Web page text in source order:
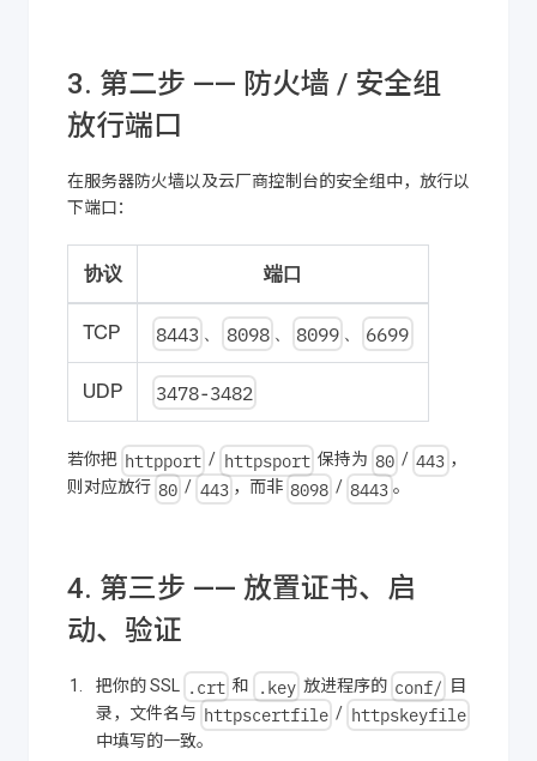
3. 第二步 —— 防火墙 / 安全组
放行端口
在服务器防火墙以及云厂商控制台的安全组中，放行以
下端口：
协议 端口
TCP 8443 、 8098 、 8099 、 6699
UDP 3478-3482
若你把 httpport / httpsport 保持为 80 / 443 ，
则对应放行 80 / 443 ，而非 8098 / 8443 。
4. 第三步 —— 放置证书、启
动、验证
把你的 SSL .crt 和 .key 放进程序的 conf/
目
录，文件名与 httpscertfile / httpskeyfile
中填写的一致。